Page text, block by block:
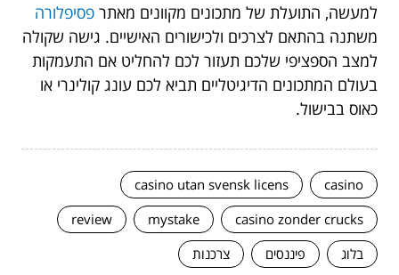
למעשה, התועלת של מתכונים מקוונים מאתר פסיפלורה
משתנה בהתאם לצרכים ולכישורים האישיים. גישה שקולה
למצב הספציפי שלכם תעזור לכם להחליט אם התעמקות
בעולם המתכונים הדיגיטליים תביא לכם עונג קולינרי או
כאוס בבישול.
casino
casino utan svensk licens
casino zonder crucks
mystake
review
בלוג
פיננסים צרכנות